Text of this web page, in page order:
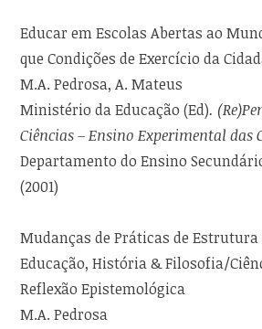
Educar em Escolas Abertas ao
que Condições de Exercício da
M.A. Pedrosa, A. Mateus
Ministério da Educação (Ed).
Ciências – Ensino Experimental das
Departamento do Ensino
(2001)
Mudanças de Práticas de
Educação, História & Filosofia/
Reflexão Epistemológica
M.A. Pedrosa